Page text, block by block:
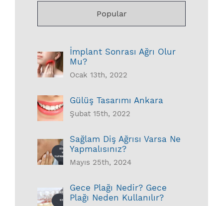
Popular
İmplant Sonrası Ağrı Olur
Mu?
Ocak 13th, 2022
Gülüş Tasarımı Ankara
Şubat 15th, 2022
Sağlam Diş Ağrısı Varsa Ne
Yapmalısınız?
Mayıs 25th, 2024
Gece Plağı Nedir? Gece
Plağı Neden Kullanılır?